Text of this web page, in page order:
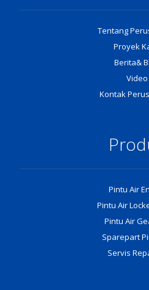
Tentang
Proyek
Berita&
Video
Kontak
Pintu Air
Pintu Air
Pintu Air
Sparepart
Servis